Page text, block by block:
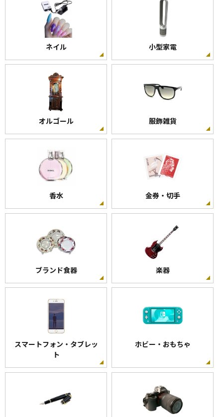
ネイル 小型家電
オルゴール 服飾雑貨
香水 金券・切手
ブランド食器 楽器
スマートフォン・タブレッ
ト
ホビー・おもちゃ